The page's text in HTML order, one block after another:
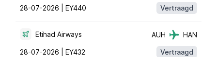
28-07-2026 | EY440 Vertraagd
Etihad Airways AUH HAN
28-07-2026 | EY432 Vertraagd